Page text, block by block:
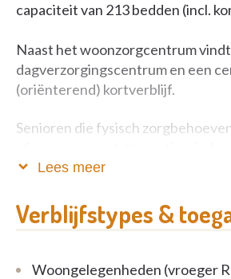
capaciteit van 213 bedden (incl.
Naast het woonzorgcentrum
dagverzorgingscentrum en een
(oriënterend) kortverblijf.
Senioren die fysisch
Zorghotel H. Hart een permanent
verlangens van de bewoners.
kleinschaligheid en zorg op maat.
Lees meer
Verblijfstypes &
Woongelegenheden (vroeger